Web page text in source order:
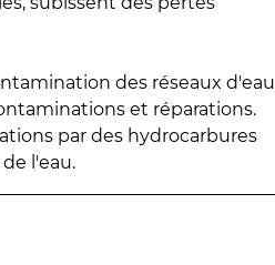
des réseaux d'eau
et réparations.
par des hydrocarbures
l'eau.